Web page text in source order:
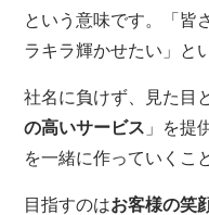
という意味です。「皆
ラキラ輝かせたい」と
社名に負けず、見た目
の高いサービス 」を提
を一緒に作っていくこ
目指すのはお客様の笑